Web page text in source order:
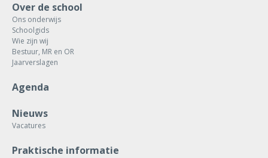
Over de school
Ons onderwijs
Schoolgids
Wie zijn wij
Bestuur, MR en OR
Jaarverslagen
Agenda
Nieuws
Vacatures
Praktische informatie